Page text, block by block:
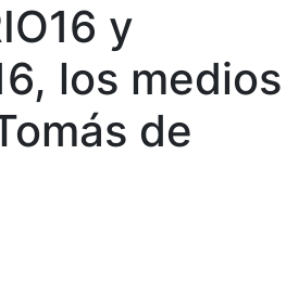
y
los medios
de